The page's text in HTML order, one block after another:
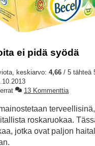
ei pidä syödä
keskiarvo: 4,66 / 5 tähteä
13 Kommenttia
roskaruokaa.
jotka ovat paljon